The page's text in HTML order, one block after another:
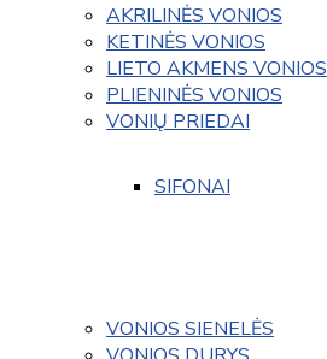
AKRILINĖS VONIOS
KETINĖS VONIOS
LIETO AKMENS VONIOS
PLIENINĖS VONIOS
VONIŲ PRIEDAI
SIFONAI
VONIOS SIENELĖS